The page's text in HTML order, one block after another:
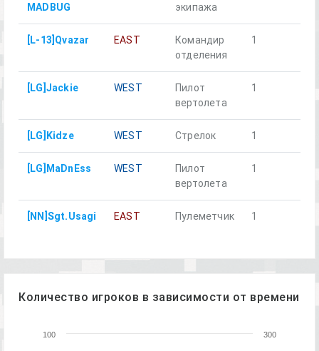
MADBUG
экипажа
[L-13]Qvazar EAST
Командир
отделения
1
[LG]Jackie WEST
Пилот
вертолета
1
[LG]Kidze WEST Стрелок 1
[LG]MaDnEss WEST
Пилот
вертолета
1
[NN]Sgt.Usagi EAST Пулеметчик 1
Количество игроков в зависимости от времени
100 300